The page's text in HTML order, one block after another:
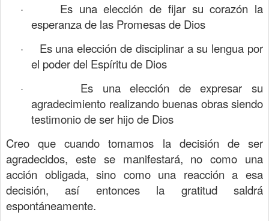
·
Es una elección de fijar su corazón la
esperanza de las Promesas de Dios
·
Es una elección de disciplinar a su lengua por
el poder del Espíritu de Dios
·
Es una elección de expresar su
agradecimiento realizando buenas obras siendo
testimonio de ser hijo de Dios
Creo que cuando tomamos la decisión de ser
agradecidos, este se manifestará, no como una
acción obligada, sino como una reacción a esa
decisión, así entonces la gratitud saldrá
espontáneamente.